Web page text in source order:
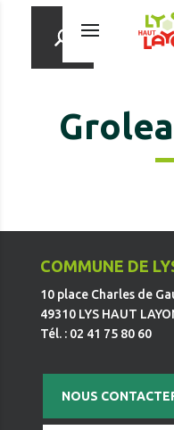
COMMUNE DE
10 place Charles de
49310 LYS HAUT
Tél. : 02 41 75 80 60
NOUS